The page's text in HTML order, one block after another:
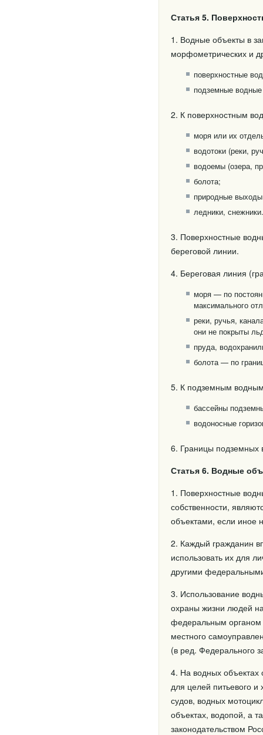
Статья 5.
1. Водные объекты в
морфометрических и
поверхностные
подземные
2. К поверхностным
моря или их
водотоки (реки,
водоемы (озера,
болота;
природные
ледники, снежники.
3. Поверхностные
береговой линии.
4. Береговая линия
моря — по
максимального
реки, ручья,
они не покрыты
пруда,
болота — по
5. К подземным
бассейны
водоносные
6. Границы подземных
Статья 6. Водные
1. Поверхностные
собственности,
объектами, если иное
2. Каждый гражданин
использовать их для
другими
3. Использование
охраны жизни людей
федеральным органом
местного
(в ред. Федерального
4. На водных объектах
для целей питьевого
судов, водных
объектах, водопой, а
законодательством